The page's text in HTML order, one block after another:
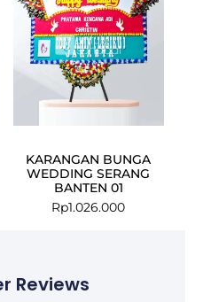
KARANGAN BUNGA
WEDDING SERANG
BANTEN 01
Rp1.026.000
Reviews